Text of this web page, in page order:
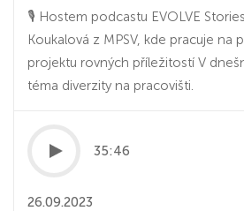
🎙 Hostem podcastu EVOLVE
Koukalová z MPSV, kde pracuje na
projektu rovných příležitostí V
téma diverzity na pracovišti.
35:46
26.09.2023